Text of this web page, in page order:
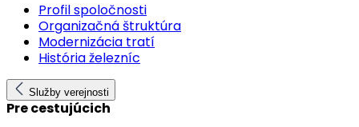
Profil spoločnosti
Organizačná štruktúra
Modernizácia tratí
História železníc
Služby verejnosti
Pre cestujúcich